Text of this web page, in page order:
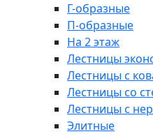
Г-образные
П-образные
На 2 этаж
Лестницы
Лестницы с
Лестницы со
Лестницы с
Элитные